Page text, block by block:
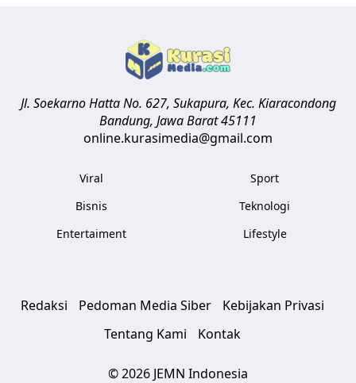
Jl. Soekarno Hatta No. 627, Sukapura, Kec. Kiaracondong
Bandung, Jawa Barat45111
online.kurasimedia@gmail.com
Viral
Bisnis
Entertaiment
Sport
Teknologi
Lifestyle
Redaksi Pedoman Media Siber
Kebijakan Privasi
Tentang Kami
Kontak
© 2026 JEMN Indonesia